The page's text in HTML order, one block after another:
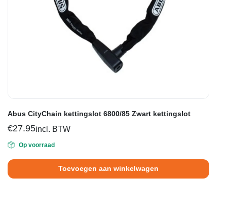
Abus CityChain kettingslot 6800/85 Zwart kettingslot
€27.95incl. BTW
Op voorraad
Toevoegen aan winkelwagen